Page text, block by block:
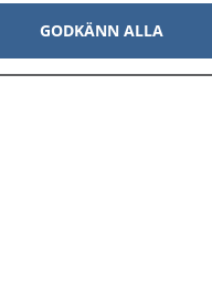
GODKÄNN ALLA